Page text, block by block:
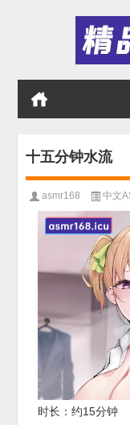
十五分钟水流
asmr168 中文
时长：约15分钟